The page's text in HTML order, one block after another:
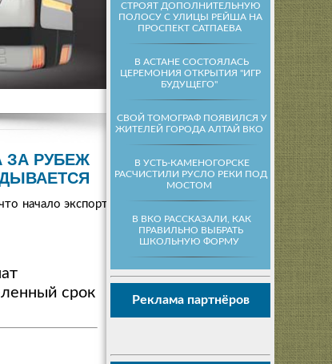
СТРОЯТ ДОПОЛНИТЕЛЬНУЮ
ПОЛОСУ С УЛИЦЫ РЕЙША НА
ПРОСПЕКТ САТПАЕВА
В АСТАНЕ СОСТОЯЛАСЬ
ЦЕРЕМОНИЯ ОТКРЫТИЯ "ИГР
БУДУЩЕГО"
СВОЙ ТОМОГРАФ ПОЯВИЛСЯ У
ЖИТЕЛЕЙ ГОРОДА АЛТАЙ ВКО
В УСТЬ-КАМЕНОГОРСКЕ
РАСЧИСТИЛИ РУСЛО РЕКИ ПОД
МОСТОМ
В ВКО РАССКАЗАЛИ, КАК
ПРАВИЛЬНО ВЫБРАТЬ
ШКОЛЬНУЮ ФОРМУ
Реклама партнёров
ЗА РУБЕЖ
начало экспорта
срок